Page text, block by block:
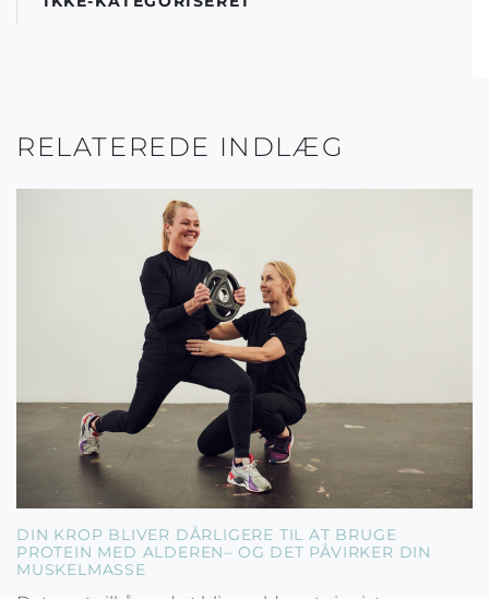
RELATEREDE INDLÆG
DIN KROP BLIVER DÅRLIGERE TIL AT BRUGE
PROTEIN MED ALDEREN– OG DET PÅVIRKER DIN
MUSKELMASSE